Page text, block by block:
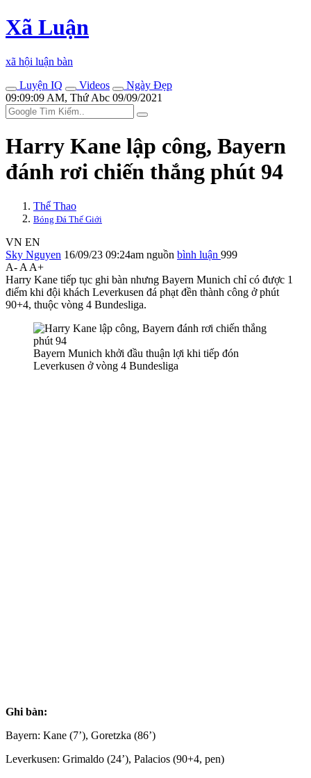
Xã Luận
xã hội luận bàn
Luyện IQ
Videos
Ngày Đẹp
09:09:09 AM, Thứ Abc 09/09/2021
Harry Kane lập công, Bayern
đánh rơi chiến thắng phút 94
Thể Thao
Bóng Đá Thế Giới
VN EN
Sky Nguyen 16/09/23 09:24am nguồn bình luận 999
A- A A+
Harry Kane tiếp tục ghi bàn nhưng Bayern Munich chỉ có được 1
điểm khi đội khách Leverkusen đá phạt đền thành công ở phút
90+4, thuộc vòng 4 Bundesliga.
Bayern Munich khởi đầu thuận lợi khi tiếp đón
Leverkusen ở vòng 4 Bundesliga
Ghi bàn:
Bayern: Kane (7’), Goretzka (86’)
Leverkusen: Grimaldo (24’), Palacios (90+4, pen)